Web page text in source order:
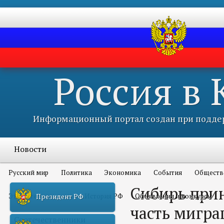
Россия в
Информационный портал создан при
Новости
Русский мир Политика Экономика События
Это интересно всем История РФ Объявления и конкурсы
Соотечественники
Президент РФ
Сибирь
часть